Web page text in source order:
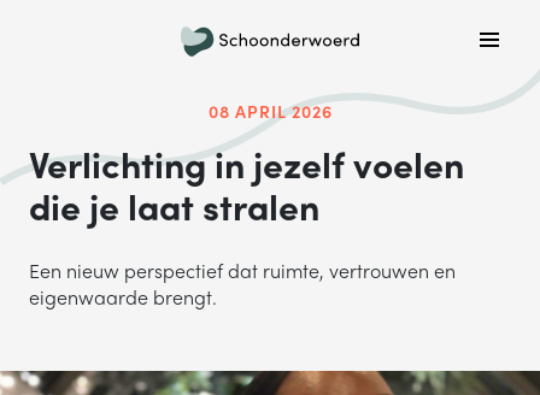
08 APRIL 2026
Verlichting in jezelf voelen
die je laat stralen
Een nieuw perspectief dat ruimte, vertrouwen en
eigenwaarde brengt.
Plan een belafspraak
Wil je graag gebeld worden om meer informatie te
krijgen? Kies hieronder welke dag jouw voorkeur heeft
en we bellen je!
MA DI WO
Waar gaat je vraag over?